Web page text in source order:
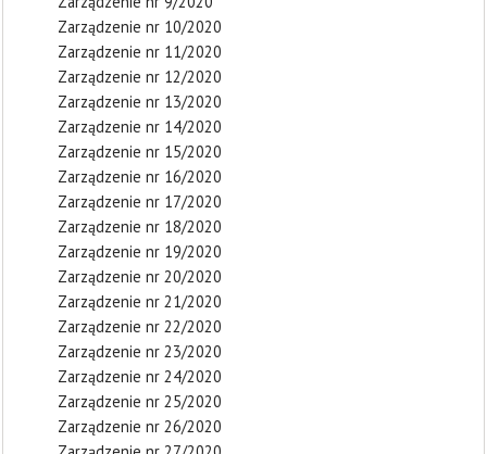
Zarządzenie nr 10/2020
Zarządzenie nr 11/2020
Zarządzenie nr 12/2020
Zarządzenie nr 13/2020
Zarządzenie nr 14/2020
Zarządzenie nr 15/2020
Zarządzenie nr 16/2020
Zarządzenie nr 17/2020
Zarządzenie nr 18/2020
Zarządzenie nr 19/2020
Zarządzenie nr 20/2020
Zarządzenie nr 21/2020
Zarządzenie nr 22/2020
Zarządzenie nr 23/2020
Zarządzenie nr 24/2020
Zarządzenie nr 25/2020
Zarządzenie nr 26/2020